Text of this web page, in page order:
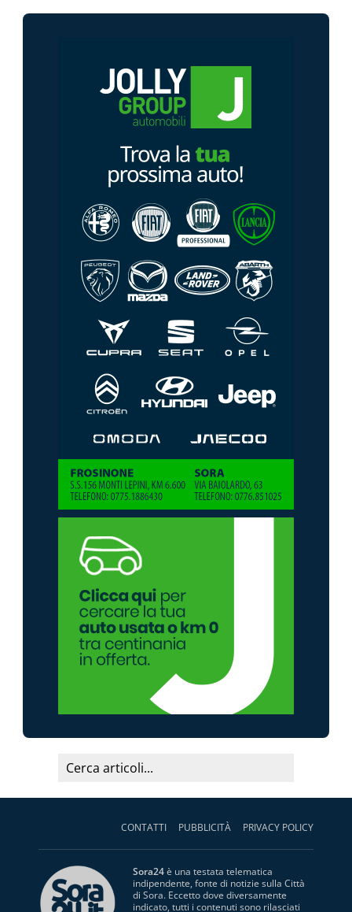
CONTATTI PUBBLICITÀ PRIVACY POLICY
Sora24è una testata telematica
indipendente, fonte di notizie sulla Città
di Sora. Eccetto dove diversamente
indicato, tutti i contenuti sono rilasciati